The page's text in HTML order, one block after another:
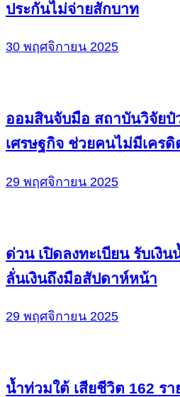
ประกันไม่จ่ายสักบาท
30 พฤศจิกายน 2025
ออมสินจับมือ สถาบันวิจัยป๋
เศรษฐกิจ ช่วยคนไม่มีเครดิ
29 พฤศจิกายน 2025
ด่วน เปิดลงทะเบียน รับเงิ
ลั่นเงินถึงมือสัปดาห์หน้า
29 พฤศจิกายน 2025
น้ำท่วมใต้ เสียชีวิต 162 ร